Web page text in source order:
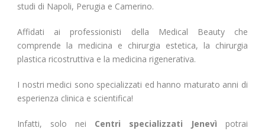
studi di Napoli, Perugia e Camerino.
Affidati ai professionisti della Medical Beauty che
comprende la medicina e chirurgia estetica, la chirurgia
plastica ricostruttiva e la medicina rigenerativa.
I nostri medici sono specializzati ed hanno maturato anni di
esperienza clinica e scientifica!
Infatti, solo nei Centri specializzati Jenevì potrai